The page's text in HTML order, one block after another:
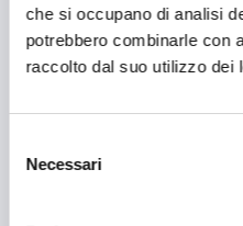
che si occupano di analisi
potrebbero combinarle con
raccolto dal suo utilizzo dei
delNecessari
Festival e mostre
Fotovoltaico